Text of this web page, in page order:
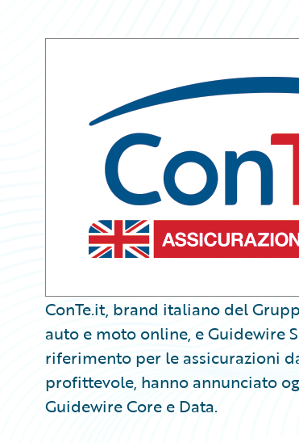
ConTe.it, brand italiano del
auto e moto online, e Guidewire
riferimento per le assicurazioni
profittevole, hanno annunciato
Guidewire Core e Data.